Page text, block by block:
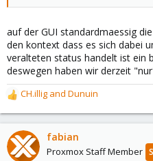
auf der GUI standardmaessig
den kontext dass es sich dabei
veralteten status handelt ist ein
deswegen haben wir derzeit
R
e
a
c
t
CH.illig and Dunuin
fabian
Proxmox Staff Member